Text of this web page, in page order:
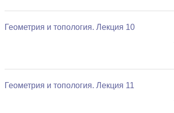
Геометрия и топология. Лекция 10
Геометрия и топология. Лекция 11